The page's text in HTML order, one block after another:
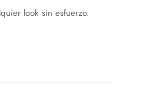
look sin esfuerzo.